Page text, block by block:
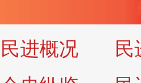
民进概况
民